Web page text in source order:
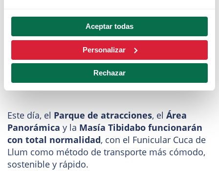
Aceptar todas
Personalizar
Rechazar
Con motivo de las diversas peticiones que
hemos recibido, os informamos que
recinto del Parque de atracciones Tibidabo no
se podrá ver el eclipse solar del 12 de agosto
debido a la posición en la que se encuentra el
recinto.
Este día, el Parque de atracciones, el Área
Panorámica y la Masía Tibidabo funcionarán
con total normalidad, con el Funicular Cuca de
Llum como método de transporte más cómodo,
sostenible y rápido.